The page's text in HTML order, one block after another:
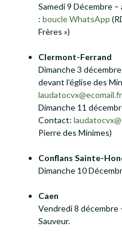
Samedi 9 Décembre
: boucle WhatsApp
Frères »)
Clermont-Ferrand
Dimanche 3
devant l’église des
laudatocvx@ecomail.fr
Dimanche 11
Contact:
Pierre des Minimes)
Conflans Sainte-
Dimanche 10
Caen
Vendredi 8 décembre
Sauveur.